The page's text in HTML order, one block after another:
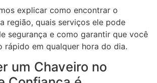
explicar como encontrar o
região, quais serviços ele pode
segurança e como garantir que você
rápido em qualquer hora do dia.
um Chaveiro no